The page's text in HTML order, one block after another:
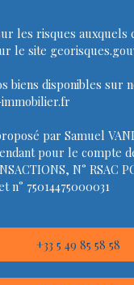
les risques auxquels
le site
biens disponibles sur
par Samuel
pour le compte
N° RSAC
n° 75014475000031
+33 5 49 85 58 58